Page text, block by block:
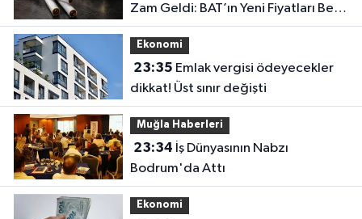
Zam Geldi: BAT’ın Yeni Fiyatları Belli
Oldu
Ekonomi
23:35
dikkat! Üst sınır değişti
Muğla Haberleri
23:34
Bodrum'da Attı
Ekonomi